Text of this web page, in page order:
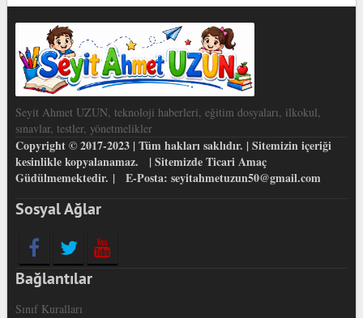
Seyit Ahmet UZUN, teknoloji haberleri, eğitim dosyaları, ilkokul,
sınavlar, testler, yönetmelikler
Copyright © 2017-2023 | Tüm hakları saklıdır. | Sitemizin içeriği
kesinlikle kopyalanamaz. | Sitemizde Ticari Amaç
Güdülmemektedir. | E-Posta: seyitahmetuzun50@gmail.com
Sosyal Ağlar
Bağlantılar
Sınıf Kuralları